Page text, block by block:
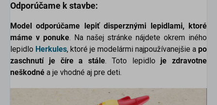
Odporúčame k stavbe:
Model odporúčame lepiť disperznými lepidlami, ktoré
máme v ponuke. Na našej stránke nájdete okrem iného
lepidlo Herkules, ktoré je modelármi najpoužívanejšie a po
zaschnutí je číre a stále. Toto lepidlo je zdravotne
neškodné a je vhodné aj pre deti.